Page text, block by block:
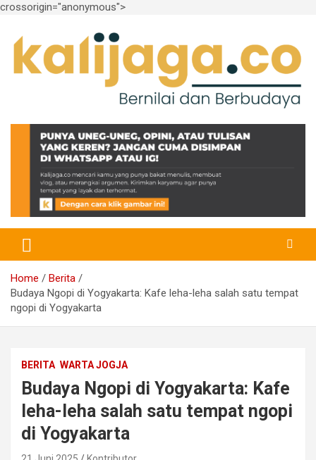
crossorigin="anonymous">
content
kalijaga.co
Home
Berita
Budaya Ngopi di Yogyakarta: Kafe leha-leha salah satu tempat
ngopi di Yogyakarta
BERITA WARTA JOGJA
Budaya Ngopi di Yogyakarta: Kafe
leha-leha salah satu tempat ngopi
di Yogyakarta